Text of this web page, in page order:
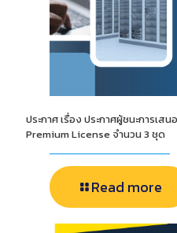
ประกาศ เรื่อง ประกาศผู้ชนะการเส
Premium License จำนวน 3 ชุด
Read more